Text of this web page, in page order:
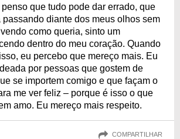
que tudo pode dar errado, que
passando diante dos meus olhos sem
como queria, sinto um
dentro do meu coração. Quando
eu percebo que mereço mais. Eu
por pessoas que gostem de
se importem comigo e que façam o
me ver feliz – porque é isso o que
amo. Eu mereço mais respeito.
COMPARTILHAR